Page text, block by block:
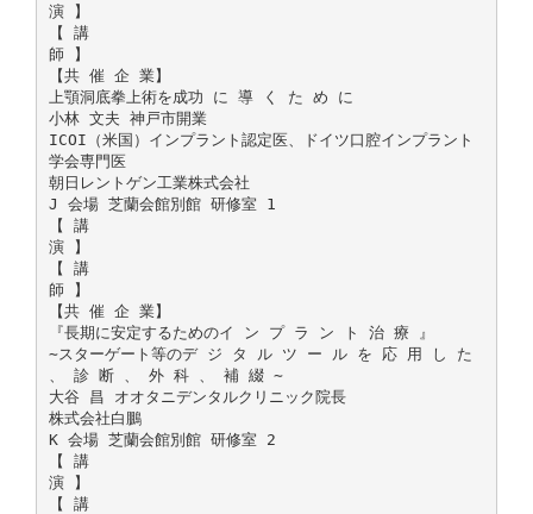
演 】
【 講
師 】
【共 催 企 業】
上顎洞底拳上術を成功 に 導 く た め に
小林 文夫 神戸市開業
ICOI（米国）インプラント認定医、ドイツ口腔インプラント
学会専門医
朝日レントゲン工業株式会社
J 会場 芝蘭会館別館 研修室 1
【 講
演 】
【 講
師 】
【共 催 企 業】
『長期に安定するためのイ ン プ ラ ン ト 治 療 』
∼スターゲート等のデ ジ タ ル ツ ー ル を 応 用 し た
、 診 断 、 外 科 、 補 綴 ∼
大谷 昌 オオタニデンタルクリニック院長
株式会社白鵬
K 会場 芝蘭会館別館 研修室 2
【 講
演 】
【 講